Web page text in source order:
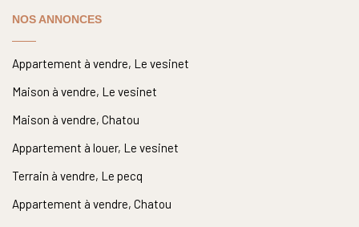
NOS ANNONCES
Appartement à vendre, Le vesinet
Maison à vendre, Le vesinet
Maison à vendre, Chatou
Appartement à louer, Le vesinet
Terrain à vendre, Le pecq
Appartement à vendre, Chatou